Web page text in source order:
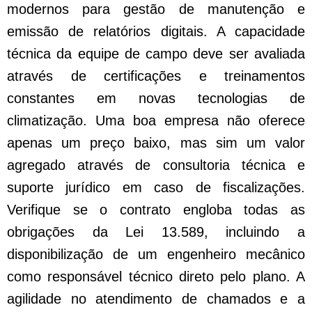
modernos para gestão de manutenção e
emissão de relatórios digitais. A capacidade
técnica da equipe de campo deve ser avaliada
através de certificações e treinamentos
constantes em novas tecnologias de
climatização. Uma boa empresa não oferece
apenas um preço baixo, mas sim um valor
agregado através de consultoria técnica e
suporte jurídico em caso de fiscalizações.
Verifique se o contrato engloba todas as
obrigações da Lei 13.589, incluindo a
disponibilização de um engenheiro mecânico
como responsável técnico direto pelo plano. A
agilidade no atendimento de chamados e a